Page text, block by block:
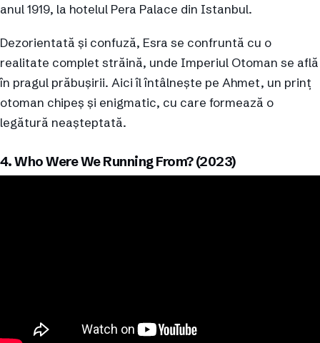
anul 1919, la hotelul Pera Palace din Istanbul.
Dezorientată și confuză, Esra se confruntă cu o
realitate complet străină, unde Imperiul Otoman se află
în pragul prăbușirii. Aici îl întâlnește pe Ahmet, un prinț
otoman chipeș și enigmatic, cu care formează o
legătură neașteptată.
4. Who Were We Running From? (2023)